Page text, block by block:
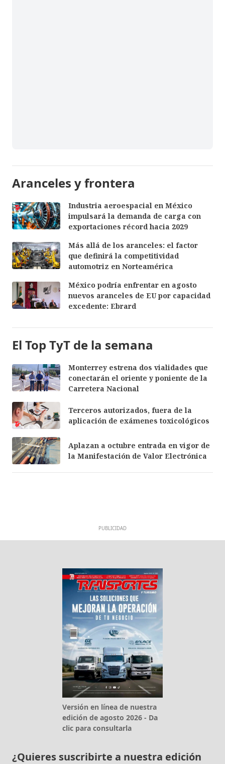
Aranceles y frontera
Industria aeroespacial en México
impulsará la demanda de carga con
exportaciones récord hacia 2029
Más allá de los aranceles: el factor
que definirá la competitividad
automotriz en Norteamérica
México podría enfrentar en agosto
nuevos aranceles de EU por capacidad
excedente: Ebrard
El Top TyT de la semana
Monterrey estrena dos vialidades que
conectarán el oriente y poniente de la
Carretera Nacional
Terceros autorizados, fuera de la
aplicación de exámenes toxicológicos
Aplazan a octubre entrada en vigor de
la Manifestación de Valor Electrónica
PUBLICIDAD
Versión en línea de nuestra
edición de agosto 2026 - Da
clic para consultarla
¿Quieres suscribirte a nuestra edición